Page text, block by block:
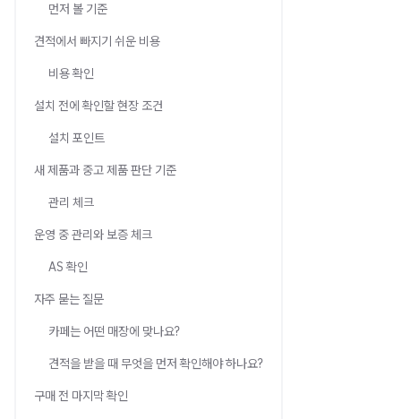
먼저 볼 기준
견적에서 빠지기 쉬운 비용
비용 확인
설치 전에 확인할 현장 조건
설치 포인트
새 제품과 중고 제품 판단 기준
관리 체크
운영 중 관리와 보증 체크
AS 확인
자주 묻는 질문
카페는 어떤 매장에 맞나요?
견적을 받을 때 무엇을 먼저 확인해야 하나요?
구매 전 마지막 확인